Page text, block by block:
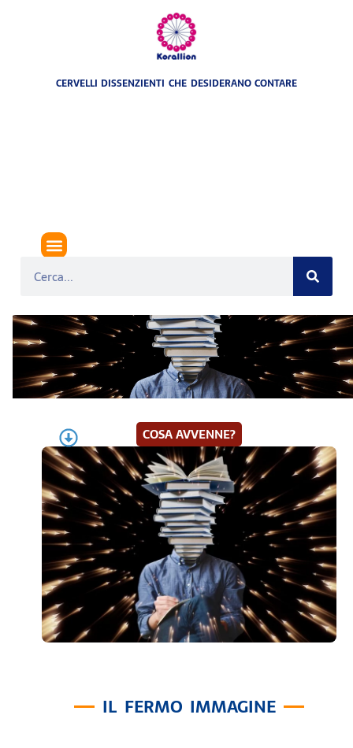
CERVELLI DISSENZIENTI CHE DESIDERANO CONTARE
COSA AVVENNE?
IL FERMO IMMAGINE